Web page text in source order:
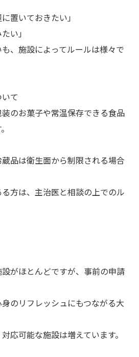
置いておきたい」
い」
、施設によってルールは様々で
て
のお菓子や常温保存できる食品
品は衛生面から制限される場合
方は、主治医と相談の上でのル
がほとんどですが、事前の申請
のリフレッシュにもつながる大
応可能な施設は増えています。